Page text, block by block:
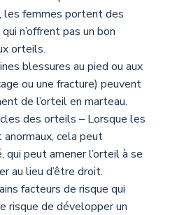
les femmes portent des
qui n’offrent pas un bon
orteils.
blessures au pied ou aux
ou une fracture) peuvent
de l’orteil en marteau.
des orteils – Lorsque les
cela peut
peut amener l’orteil à se
au lieu d’être droit.
facteurs de risque qui
risque de développer un